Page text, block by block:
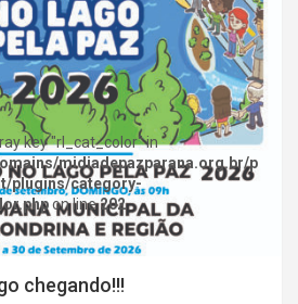
key "rl_cat_color" in
midiadepazparana.org.br/p
plugins/category-
on line202
chegando!!!